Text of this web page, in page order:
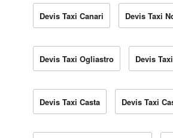
Devis Taxi Canari Devis Taxi
Devis Taxi Ogliastro Devis
Devis Taxi Casta Devis Taxi